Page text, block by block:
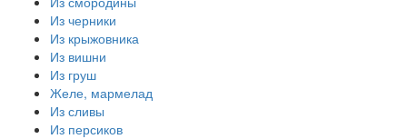
Из черники
Из крыжовника
Из вишни
Из груш
Желе, мармелад
Из сливы
Из персиков